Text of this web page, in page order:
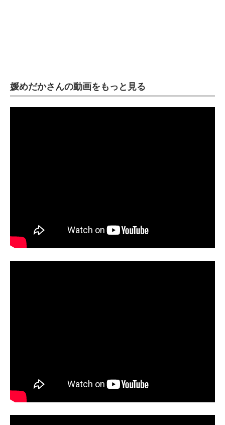
媛めだかさんの動画をもっと見る